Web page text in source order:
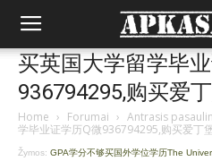
买英国大学留学毕
936794295,购买爱
Home › Forumai › Antrasis
学毕业证学历Q微936794295,购买爱丁
Žymos: GPA学分不够买国外学位学历The